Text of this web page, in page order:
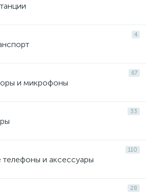
4
67
и микрофоны
33
110
и аксессуары
28